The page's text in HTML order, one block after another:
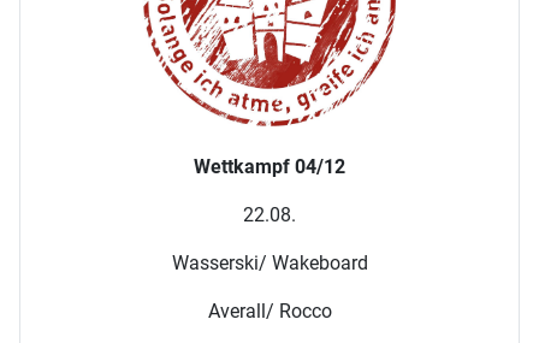
Wettkampf 04/12
22.08.
Wasserski/ Wakeboard
Averall/ Rocco